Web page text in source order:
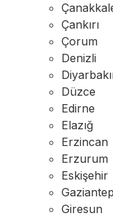
Çankırı
Çorum
Denizli
Düzce
Edirne
Elazığ
Erzincan
Erzurum
Eskişehir
Gaziantep
Giresun